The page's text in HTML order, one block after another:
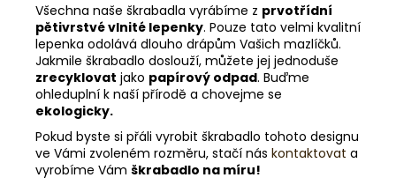
Všechna naše škrabadla vyrábíme z prvotřídní
pětivrstvé vlnité lepenky. Pouze tato velmi kvalitní
lepenka odolává dlouho drápům Vašich mazlíčků.
Jakmile škrabadlo doslouží, můžete jej jednoduše
zrecyklovat jako papírový odpad. Buďme
ohleduplní k naší přírodě a chovejme se
ekologicky.
Pokud byste si přáli vyrobit škrabadlo tohoto designu
ve Vámi zvoleném rozměru, stačí nás kontaktovat a
vyrobíme Vám škrabadlo na míru!